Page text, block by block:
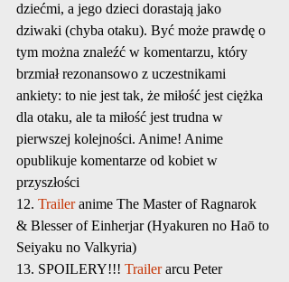
dziećmi, a jego dzieci dorastają jako
dziwaki (chyba otaku). Być może prawdę o
tym można znaleźć w komentarzu, który
brzmiał rezonansowo z uczestnikami
ankiety: to nie jest tak, że miłość jest ciężka
dla otaku, ale ta miłość jest trudna w
pierwszej kolejności. Anime! Anime
opublikuje komentarze od kobiet w
przyszłości
12. Trailer anime The Master of Ragnarok
& Blesser of Einherjar (Hyakuren no Haō to
Seiyaku no Valkyria)
13. SPOILERY!!! Trailer arcu Peter